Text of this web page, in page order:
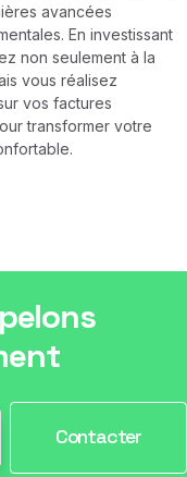
avancées
En investissant
non seulement à la
vous réalisez
vos factures
transformer votre
Contacter